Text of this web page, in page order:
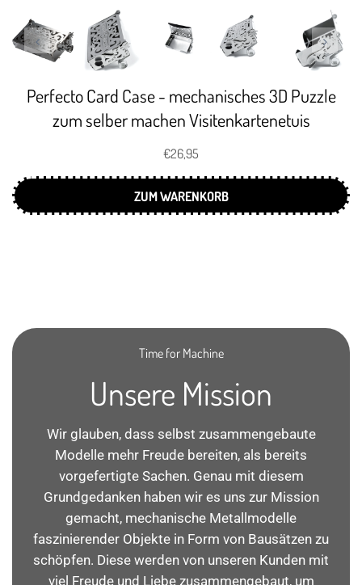
Perfecto Card Case - mechanisches 3D Puzzle
zum selber machen Visitenkartenetuis
€26,95
ZUM WARENKORB
Time for Machine
Unsere Mission
Wir glauben, dass selbst zusammengebaute
Modelle mehr Freude bereiten, als bereits
vorgefertigte Sachen. Genau mit diesem
Grundgedanken haben wir es uns zur Mission
gemacht, mechanische Metallmodelle
faszinierender Objekte in Form von Bausätzen zu
schöpfen. Diese werden von unseren Kunden mit
viel Freude und Liebe zusammengebaut, um